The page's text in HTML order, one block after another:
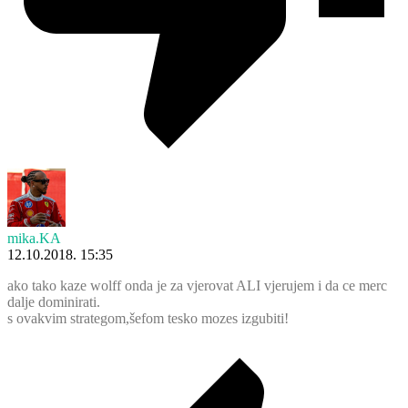
mika.KA
12.10.2018. 15:35
ako tako kaze wolff onda je za vjerovat ALI vjerujem i da ce merc
dalje dominirati.
s ovakvim strategom,šefom tesko mozes izgubiti!